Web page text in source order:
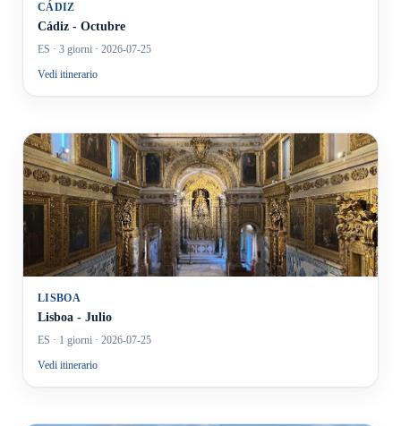
CÁDIZ
Cádiz - Octubre
ES · 3 giorni · 2026-07-25
Vedi itinerario
LISBOA
Lisboa - Julio
ES · 1 giorni · 2026-07-25
Vedi itinerario